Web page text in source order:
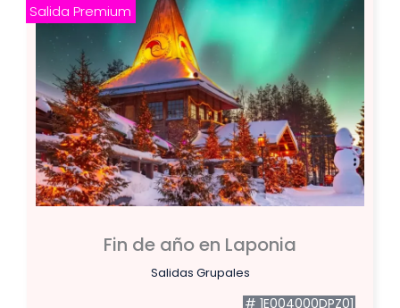
Salida Premium
Fin de año en Laponia
Salidas Grupales
# 1E004000DPZ01